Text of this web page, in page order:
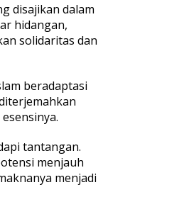
disajikan dalam
hidangan,
solidaritas dan
beradaptasi
tantangan.
menjauh
menjadi